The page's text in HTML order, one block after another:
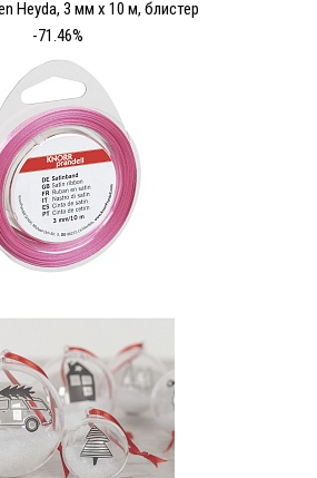
Heyda, 3 мм х 10 м, блистер
-71.46%